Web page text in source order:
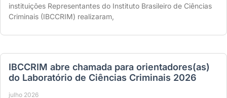
instituições Representantes do Instituto Brasileiro de Ciências
Criminais (IBCCRIM) realizaram,
IBCCRIM abre chamada para orientadores(as)
do Laboratório de Ciências Criminais 2026
julho 2026